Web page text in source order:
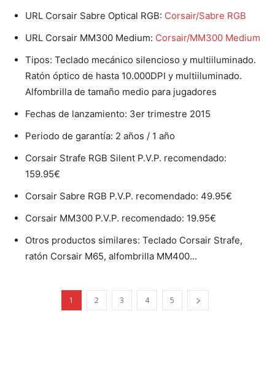
URL Corsair Sabre Optical RGB: Corsair/Sabre RGB
URL Corsair MM300 Medium: Corsair/MM300 Medium
Tipos: Teclado mecánico silencioso y multiiluminado.
Ratón óptico de hasta 10.000DPI y multiiluminado.
Alfombrilla de tamaño medio para jugadores
Fechas de lanzamiento: 3er trimestre 2015
Periodo de garantía: 2 años / 1 año
Corsair Strafe RGB Silent P.V.P. recomendado:
159.95€
Corsair Sabre RGB P.V.P. recomendado: 49.95€
Corsair MM300 P.V.P. recomendado: 19.95€
Otros productos similares: Teclado Corsair Strafe,
ratón Corsair M65, alfombrilla MM400…
1 2 3 4 5